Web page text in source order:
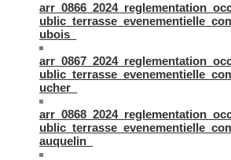
ubois_
ucher_
auquelin_